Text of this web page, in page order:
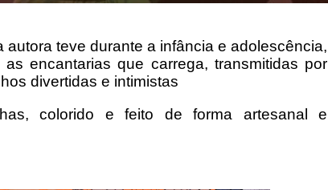
teve durante a infância e adolescência,
encantarias que carrega, transmitidas por
divertidas e intimistas
colorido e feito de forma artesanal e